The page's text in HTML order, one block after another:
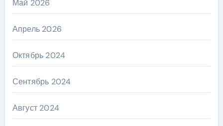
Май 2026
Апрель 2026
Октябрь 2024
Сентябрь 2024
Август 2024